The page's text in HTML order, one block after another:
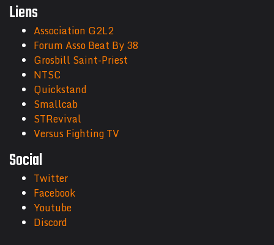
Liens
Association G2L2
Forum Asso Beat By 38
Grosbill Saint-Priest
NTSC
Quickstand
Smallcab
STRevival
Versus Fighting TV
Social
Twitter
Facebook
Youtube
Discord